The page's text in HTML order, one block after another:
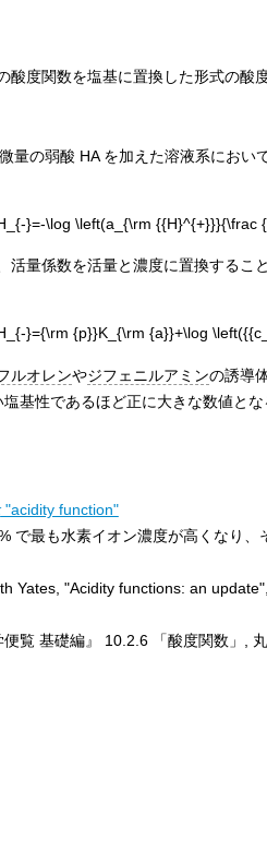
酸度関数を塩基に置換した形式の酸
量の弱酸 HA を加えた溶液系におい
活量係数を活量と濃度に置換するこ
ルオレンやジフェニルアミンの誘導
基性であるほど正に大きな数値とな
"acidity function"
で最も水素イオン濃度が高くなり、
Yates, "Acidity functions: an update",
覧 基礎編』 10.2.6 「酸度関数」, 丸